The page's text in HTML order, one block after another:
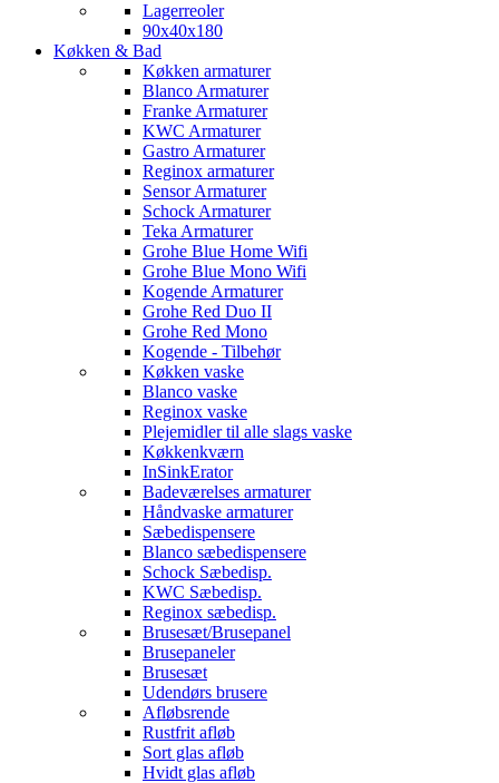
Lagerreoler
90x40x180
Køkken & Bad
Køkken armaturer
Blanco Armaturer
Franke Armaturer
KWC Armaturer
Gastro Armaturer
Reginox armaturer
Sensor Armaturer
Schock Armaturer
Teka Armaturer
Grohe Blue Home Wifi
Grohe Blue Mono Wifi
Kogende Armaturer
Grohe Red Duo II
Grohe Red Mono
Kogende - Tilbehør
Køkken vaske
Blanco vaske
Reginox vaske
Plejemidler til alle slags vaske
Køkkenkværn
InSinkErator
Badeværelses armaturer
Håndvaske armaturer
Sæbedispensere
Blanco sæbedispensere
Schock Sæbedisp.
KWC Sæbedisp.
Reginox sæbedisp.
Brusesæt/Brusepanel
Brusepaneler
Brusesæt
Udendørs brusere
Afløbsrende
Rustfrit afløb
Sort glas afløb
Hvidt glas afløb